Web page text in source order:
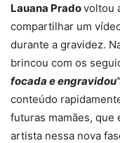
Lauana Pradovoltou
compartilhar um
durante a gravidez.
brincou com os
focada e
conteúdo
futuras mamães, que
artista nessa nova